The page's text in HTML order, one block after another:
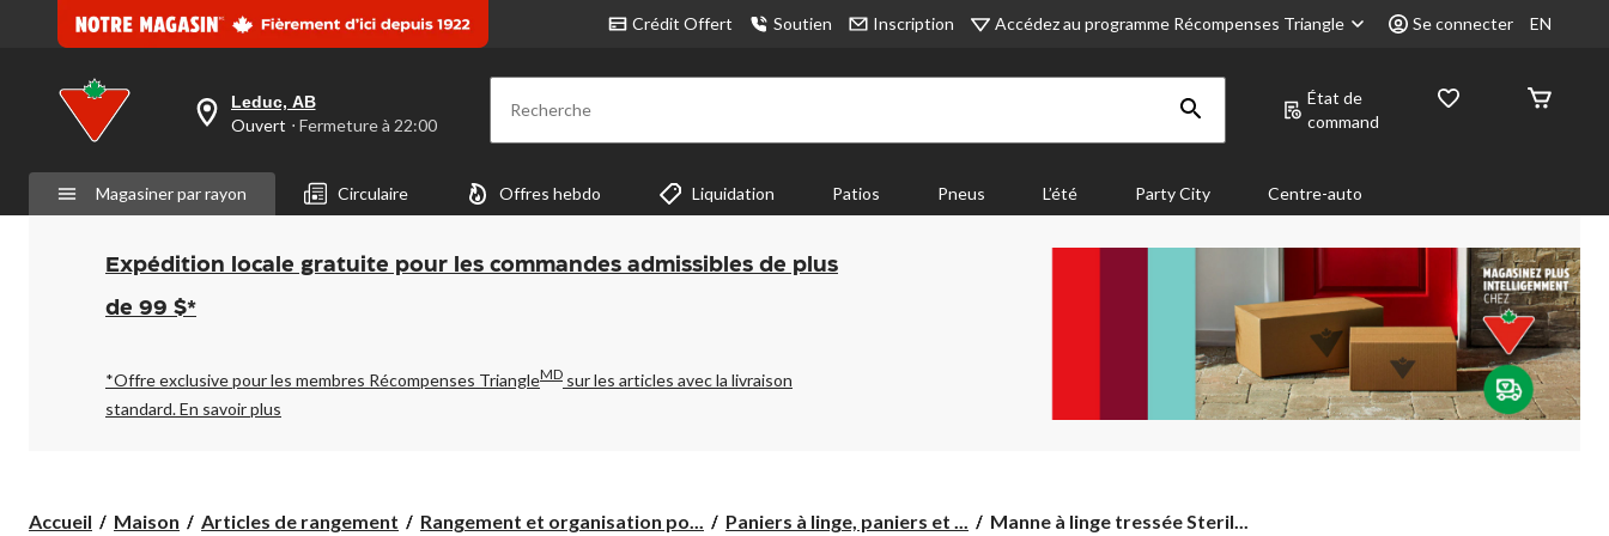
Crédit Offert Soutien Inscription Accédez au programme Récompenses Triangle Se connecter EN
votre
est
Leduc,
AB,
Ouvert,
Fermeture
à
pour
changer
Leduc, AB
Ouvert ⋅ Fermeture à 22:00 Recherche
État de
command
Magasiner par rayon Circulaire Offres hebdo Liquidation Patios Pneus L’été Party City Centre-auto
Expédition locale gratuite pour les commandes admissibles de plus
de 99 $*
*Offre exclusive pour les membres Récompenses TriangleMD sur les articles avec la livraison
standard.En savoir plus
Accueil Maison Articles de rangement Rangement et organisation po... Paniers à linge, paniers et ...
Manne
Manne à linge tressée Steril...
page.